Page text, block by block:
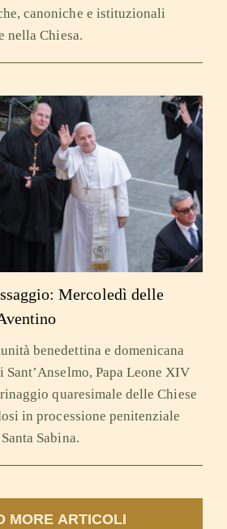
canoniche e istituzionali
nella Chiesa.
Mercoledì delle
benedettina e domenicana
Sant’Anselmo, Papa Leone XIV
quaresimale delle Chiese
in processione penitenziale
Sabina.
MORE ARTICOLI